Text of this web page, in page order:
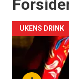
UKENS DRINK